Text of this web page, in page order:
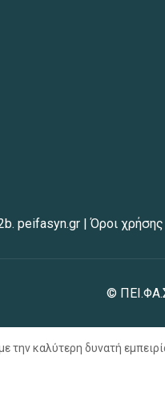
peifasyn.gr |Όροι χρήσης
©
καλύτερη δυνατή